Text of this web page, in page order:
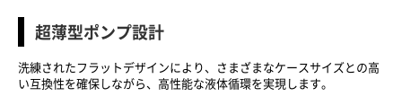
超薄型ポンプ設計
洗練されたフラットデザインにより、さまざまなケースサイズとの高
い互換性を確保しながら、高性能な液体循環を実現します。